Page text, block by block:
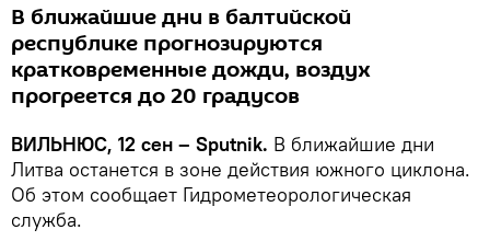
В ближайшие дни в балтийской
республике прогнозируются
кратковременные дожди, воздух
прогреется до 20 градусов
ВИЛЬНЮС, 12 сен – Sputnik. В ближайшие дни
Литва останется в зоне действия южного циклона.
Об этом сообщает Гидрометеорологическая
служба.